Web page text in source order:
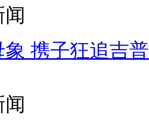
象 携子狂追吉